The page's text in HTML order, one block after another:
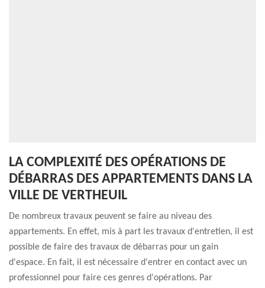
LA COMPLEXITÉ DES OPÉRATIONS DE
DÉBARRAS DES APPARTEMENTS DANS LA
VILLE DE VERTHEUIL
De nombreux travaux peuvent se faire au niveau des
appartements. En effet, mis à part les travaux d'entretien, il est
possible de faire des travaux de débarras pour un gain
d'espace. En fait, il est nécessaire d'entrer en contact avec un
professionnel pour faire ces genres d'opérations. Par